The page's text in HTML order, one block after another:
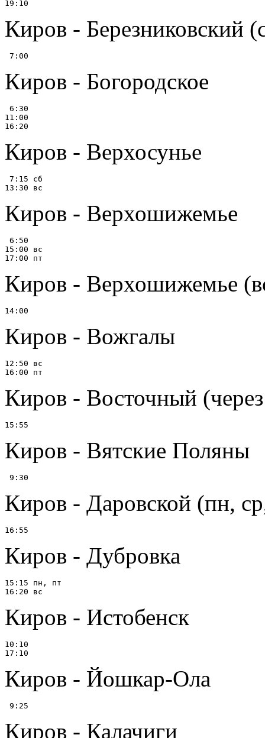
Киров - Березниковский
Киров - Богородское
6:30
11:00
Киров - Верхосунье
7:15 сб
Киров - Верхошижемье
6:50
15:00 вс
Киров - Верхошижемье
Киров - Вожгалы
12:50 вс
Киров - Восточный
Киров - Вятские Поляны
Киров - Даровской (пн,
Киров - Дубровка
15:15 пн, пт
Киров - Истобенск
10:10
Киров - Йошкар-Ола
Киров - Калачиги